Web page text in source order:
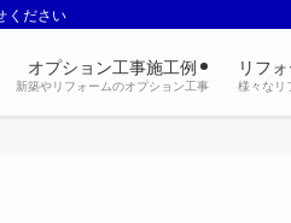
ください
オプション工事施工例
新築やリフォームのオプション工事
リフ
様々なリ